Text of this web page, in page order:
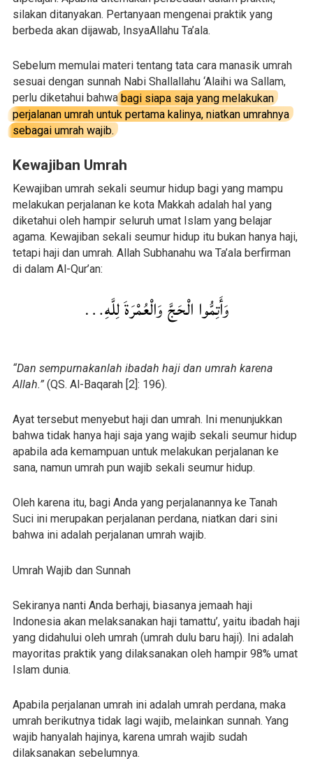
silakan ditanyakan. Pertanyaan mengenai praktik yang
berbeda akan dijawab, InsyaAllahu Ta’ala.
Sebelum memulai materi tentang tata cara manasik umrah
sesuai dengan sunnah Nabi Shallallahu ‘Alaihi wa Sallam,
perlu diketahui bahwa bagi siapa saja yang melakukan
perjalanan umrah untuk pertama kalinya, niatkan umrahnya
sebagai umrah wajib.
Kewajiban Umrah
Kewajiban umrah sekali seumur hidup bagi yang mampu
melakukan perjalanan ke kota Makkah adalah hal yang
diketahui oleh hampir seluruh umat Islam yang belajar
agama. Kewajiban sekali seumur hidup itu bukan hanya haji,
tetapi haji dan umrah. Allah Subhanahu wa Ta’ala berfirman
di dalam Al-Qur’an:
وَأَتِمُّوا الْحَجَّ وَالْعُمْرَةَ لِلَّهِ…
“Dan sempurnakanlah ibadah haji dan umrah karena
Allah.”(QS. Al-Baqarah [2]: 196).
Ayat tersebut menyebut haji dan umrah. Ini menunjukkan
bahwa tidak hanya haji saja yang wajib sekali seumur hidup
apabila ada kemampuan untuk melakukan perjalanan ke
sana, namun umrah pun wajib sekali seumur hidup.
Oleh karena itu, bagi Anda yang perjalanannya ke Tanah
Suci ini merupakan perjalanan perdana, niatkan dari sini
bahwa ini adalah perjalanan umrah wajib.
Umrah Wajib dan Sunnah
Sekiranya nanti Anda berhaji, biasanya jemaah haji
Indonesia akan melaksanakan haji tamattu’, yaitu ibadah haji
yang didahului oleh umrah (umrah dulu baru haji). Ini adalah
mayoritas praktik yang dilaksanakan oleh hampir 98% umat
Islam dunia.
Apabila perjalanan umrah ini adalah umrah perdana, maka
umrah berikutnya tidak lagi wajib, melainkan sunnah. Yang
wajib hanyalah hajinya, karena umrah wajib sudah
dilaksanakan sebelumnya.